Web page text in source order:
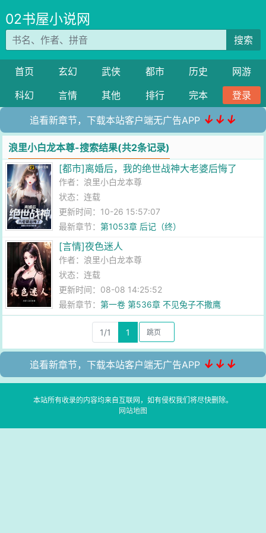
02书屋小说网
搜索
首页 玄幻 武侠 都市 历史
网游
科幻
言情 其他 排行 完本 登录
追看新章节，下载本站客户端无广告APP ↓↓↓
浪里小白龙本尊-搜索结果(共2条记录)
[都市]离婚后，我的绝世战神大老婆后悔了
作者： 浪里小白龙本尊
状态：连载
更新时间：10-26 15:57:07
最新章节：第1053章 后记（终）
[言情]夜色迷人
作者： 浪里小白龙本尊
状态：连载
更新时间：08-08 14:25:52
最新章节：第一卷 第536章 不见兔子不撒鹰
1/1 1
追看新章节，下载本站客户端无广告APP ↓↓↓
本站所有收录的内容均来自互联网，如有侵权我们将尽快删除。
网站地图